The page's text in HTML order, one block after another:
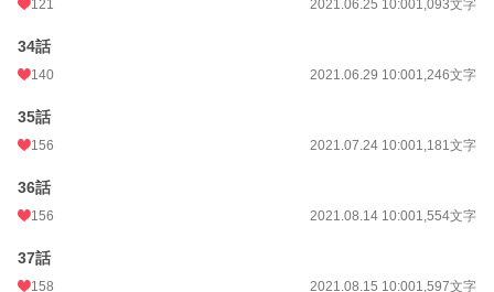
121 2021.06.25 10:001,093文字
34話
140 2021.06.29 10:001,246文字
35話
156 2021.07.24 10:001,181文字
36話
156 2021.08.14 10:001,554文字
37話
158 2021.08.15 10:001,597文字